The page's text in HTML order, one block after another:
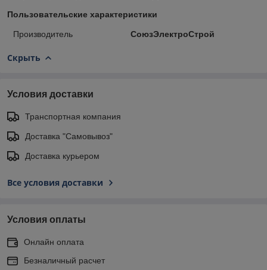
Пользовательские характеристики
Производитель СоюзЭлектроСтрой
Скрыть
Условия доставки
Транспортная компания
Доставка "Самовывоз"
Доставка курьером
Все условия доставки
Условия оплаты
Онлайн оплата
Безналичный расчет